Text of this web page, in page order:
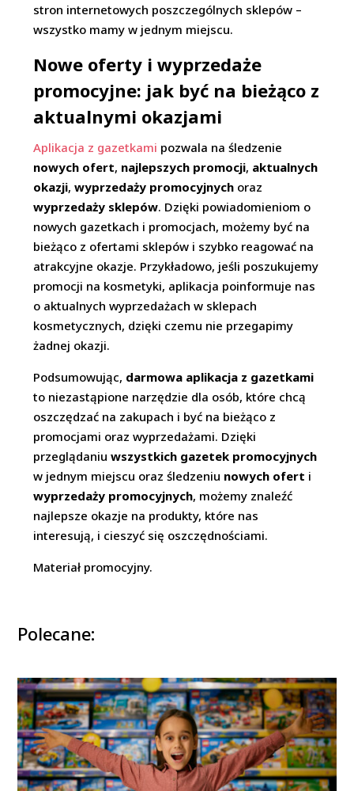
stron internetowych poszczególnych sklepów –
wszystko mamy w jednym miejscu.
Nowe oferty i wyprzedaże
promocyjne: jak być na bieżąco z
aktualnymi okazjami
Aplikacja z gazetkami pozwala na śledzenie
nowych ofert, najlepszych promocji, aktualnych
okazji,wyprzedaży promocyjnych oraz
wyprzedaży sklepów. Dzięki powiadomieniom o
nowych gazetkach i promocjach, możemy być na
bieżąco z ofertami sklepów i szybko reagować na
atrakcyjne okazje. Przykładowo, jeśli poszukujemy
promocji na kosmetyki, aplikacja poinformuje nas
o aktualnych wyprzedażach w sklepach
kosmetycznych, dzięki czemu nie przegapimy
żadnej okazji.
Podsumowując, darmowa aplikacja z gazetkami
to niezastąpione narzędzie dla osób, które chcą
oszczędzać na zakupach i być na bieżąco z
promocjami oraz wyprzedażami. Dzięki
przeglądaniuwszystkich gazetek promocyjnych
w jednym miejscu oraz śledzeniu nowych ofert i
wyprzedaży promocyjnych, możemy znaleźć
najlepsze okazje na produkty, które nas
interesują, i cieszyć się oszczędnościami.
Materiał promocyjny.
Polecane: